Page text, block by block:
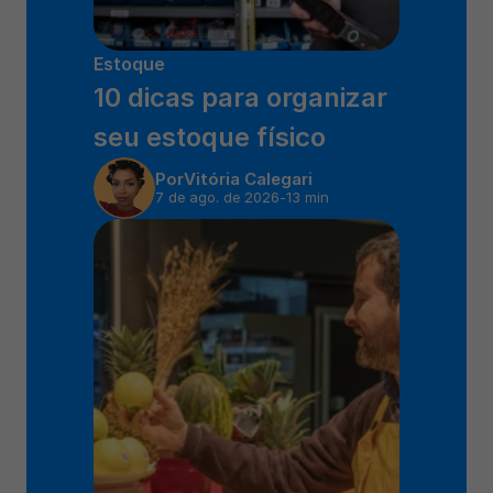
Estoque
10 dicas para organizar
seu estoque físico
PorVitória Calegari
7 de ago. de 2026-13 min